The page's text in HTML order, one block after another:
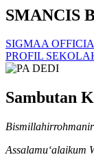
SMANCIS
SIGMAA
PROFIL
Sambutan
Assalamu‘alaikum